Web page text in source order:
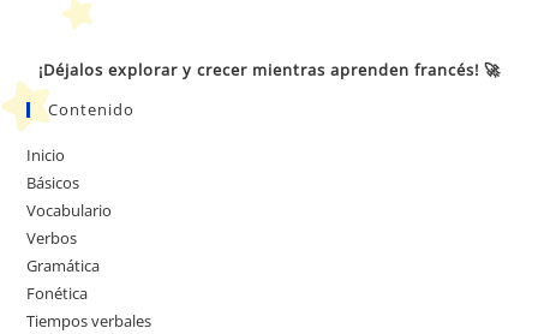
¡Déjalos explorar y crecer mientras aprenden francés! 🚀
Contenido
Inicio
Básicos
Vocabulario
Verbos
Gramática
Fonética
Tiempos verbales